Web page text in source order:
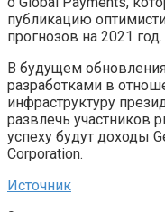
публикацию
прогнозов на 2021 год.
В будущем
разработками в
инфраструктуру
развлечь участников
успеху будут доходы
Corporation.
Источник